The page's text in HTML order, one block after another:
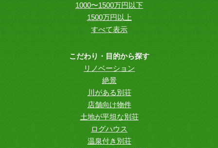
1000〜1500万円以下
1500万円以上
すべて表示
こだわり・目的から探す
リノベーション
絶景
川がある別荘
店舗向け物件
土地が平坦な別荘
ログハウス
温泉付き別荘